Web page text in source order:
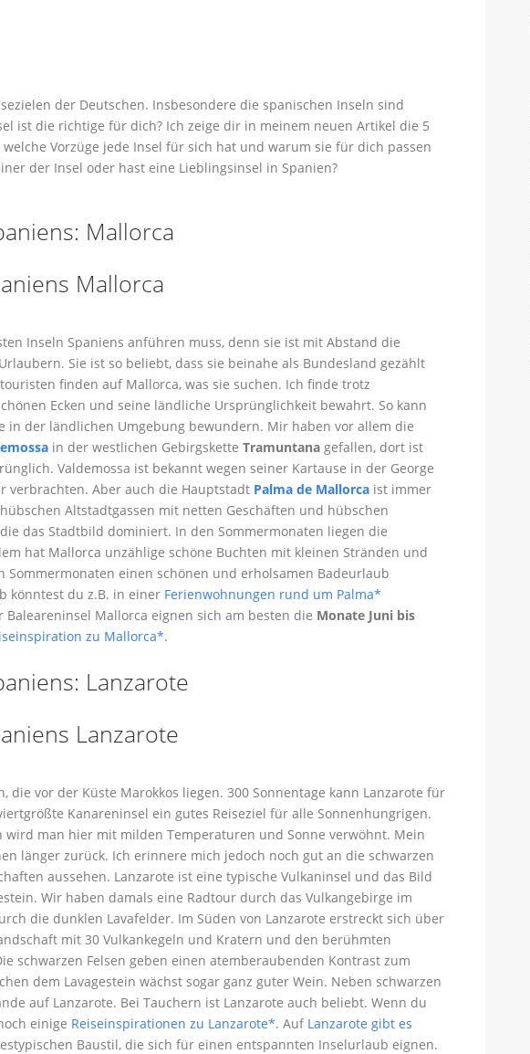
der Deutschen. Insbesondere die spanischen Inseln sind
ist die richtige für dich? Ich zeige dir in meinem neuen Artikel die 5
Vorzüge jede Insel für sich hat und warum sie für dich passen
der Insel oder hast eine Lieblingsinsel in Spanien?
Mallorca
Inseln Spaniens anführen muss, denn sie ist mit Abstand die
Sie ist so beliebt, dass sie beinahe als Bundesland gezählt
finden auf Mallorca, was sie suchen. Ich finde trotz
Ecken und seine ländliche Ursprünglichkeit bewahrt. So kann
in der ländlichen Umgebung bewundern. Mir haben vor allem die
in der westlichen GebirgsketteTramuntana gefallen, dort ist
Valdemossa ist bekannt wegen seiner Kartause in der George
verbrachten. Aber auch die Hauptstadt Palma de Mallorca ist immer
Altstadtgassen mit netten Geschäften und hübschen
das Stadtbild dominiert. In den Sommermonaten liegen die
hat Mallorca unzählige schöne Buchten mit kleinen Stränden und
Sommermonaten einen schönen und erholsamen Badeurlaub
könntest du z.B. in einer Ferienwohnungen rund um Palma*
Mallorca eignen sich am besten die Monate Juni bis
zu Mallorca*.
Lanzarote
die vor der Küste Marokkos liegen. 300 Sonnentage kann Lanzarote für
Kanareninsel ein gutes Reiseziel für alle Sonnenhungrigen.
man hier mit milden Temperaturen und Sonne verwöhnt. Mein
länger zurück. Ich erinnere mich jedoch noch gut an die schwarzen
aussehen. Lanzarote ist eine typische Vulkaninsel und das Bild
Wir haben damals eine Radtour durch das Vulkangebirge im
die dunklen Lavafelder. Im Süden von Lanzarote erstreckt sich über
mit 30 Vulkankegeln und Kratern und den berühmten
schwarzen Felsen geben einen atemberaubenden Kontrast zum
dem Lavagestein wächst sogar ganz guter Wein. Neben schwarzen
auf Lanzarote. Bei Tauchern ist Lanzarote auch beliebt. Wenn du
einige Reiseinspirationen zu Lanzarote*. AufLanzarote gibt es
Baustil, die sich für einen entspannten Inselurlaub eignen.